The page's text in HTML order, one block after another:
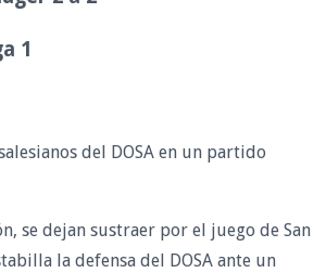
1
del DOSA en un partido
se dejan sustraer por el juego de San
la defensa del DOSA ante un